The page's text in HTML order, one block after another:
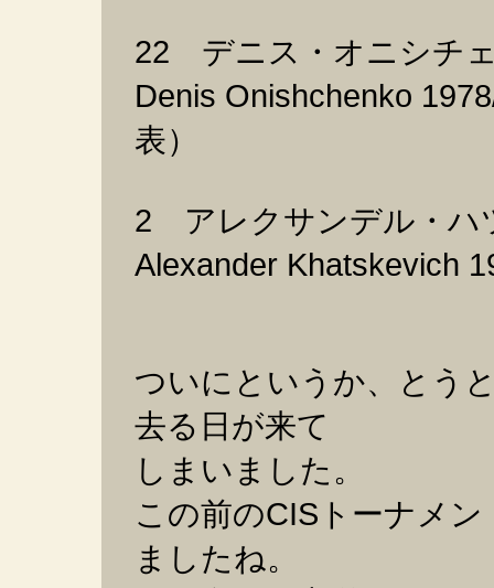
22 デニス・オニシチ
Denis Onishchenko
表）
2 アレクサンデル・ハ
Alexander Khatskevich
ついにというか、とう
去る日が来て
しまいました。
この前のCISトーナメ
ましたね。